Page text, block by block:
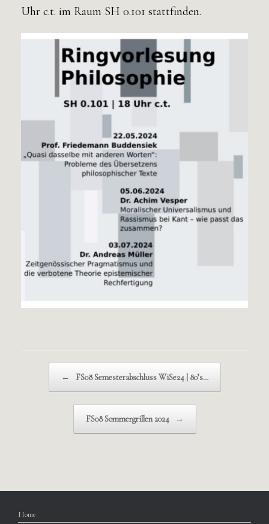
Uhr c.t. im Raum SH 0.101 stattfinden.
← FS08 Semesterabschluss WiSe24 | 80’s…
FS08 Sommergrillen 2024 →
Home